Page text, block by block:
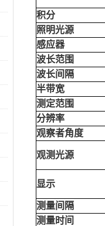
积分
照明光源
感应器
波长范围
波长间隔
半带宽
测定范围
分辨率
观察者角度
观测光源
显示
测量间隔
测量时间